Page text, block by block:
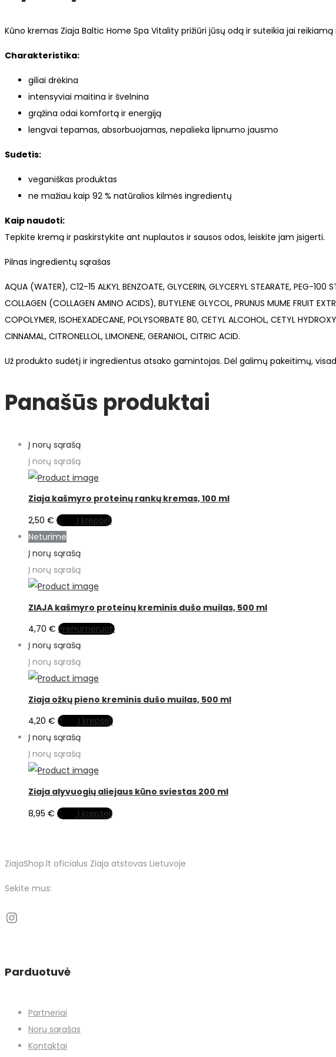
Kūno kremas Ziaja Baltic Home Spa Vitality prižiūri jūsų odą ir suteikia jai
Charakteristika:
giliai drėkina
intensyviai maitina ir švelnina
grąžina odai komfortą ir energiją
lengvai tepamas, absorbuojamas, nepalieka lipnumo jausmo
Sudetis:
veganiškas produktas
ne mažiau kaip 92 % natūralios kilmės ingredientų
Kaip naudoti:
Tepkite kremą ir paskirstykite ant nuplautos ir sausos odos, leiskite jam įsigerti.
Pilnas ingredientų sąrašas
AQUA (WATER), C12-15 ALKYL BENZOATE, GLYCERIN, GLYCERYL STEARATE, PEG-100
COLLAGEN (COLLAGEN AMINO ACIDS), BUTYLENE GLYCOL, PRUNUS MUME FRUIT
COPOLYMER, ISOHEXADECANE, POLYSORBATE 80, CETYL ALCOHOL, CETYL
CINNAMAL, CITRONELLOL, LIMONENE, GERANIOL, CITRIC ACID.
Už produkto sudėtį ir ingredientus atsako gamintojas. Dėl galimų pakeitimų,
Panašūs produktai
Į norų sąrašą
Į norų sąrašą
Ziaja kašmyro proteinų rankų kremas, 100 ml
2,50 €
Į krepšelį
Neturime
Į norų sąrašą
Į norų sąrašą
ZIAJA kašmyro proteinų kreminis dušo muilas, 500 ml
4,70 € Prenumeruoti
Į norų sąrašą
Į norų sąrašą
Ziaja ožkų pieno kreminis dušo muilas, 500 ml
4,20 €
Į krepšelį
Į norų sąrašą
Į norų sąrašą
Ziaja alyvuogių aliejaus kūno sviestas 200 ml
8,95 € Į krepšelį
ZiajaShop.lt oficialus Ziaja atstovas Lietuvoje
Sekite mus:
Parduotuvė
Partneriai
Norų sąrašas
Kontaktai